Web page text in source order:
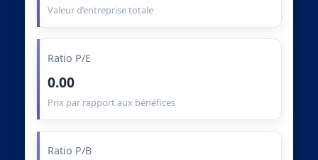
Valeur d’entreprise totale
Ratio P/E
0.00
Prix par rapport aux bénéfices
Ratio P/B